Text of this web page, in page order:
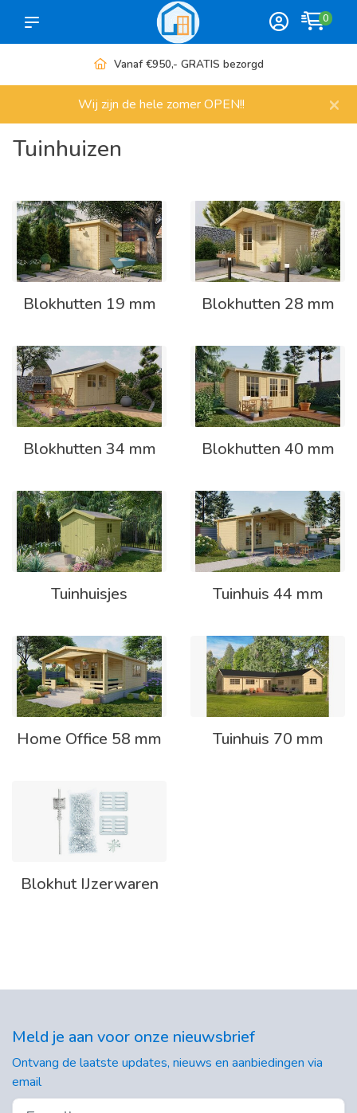
0
Vanaf €950,- GRATIS bezorgd
Wij zijn de hele zomer OPEN!! ×
Tuinhuizen
Blokhutten 19 mm Blokhutten 28 mm
Blokhutten 34 mm Blokhutten 40 mm
Tuinhuisjes Tuinhuis 44 mm
Home Office 58 mm Tuinhuis 70 mm
Blokhut IJzerwaren
Meld je aan voor onze nieuwsbrief
Ontvang de laatste updates, nieuws en aanbiedingen via
email